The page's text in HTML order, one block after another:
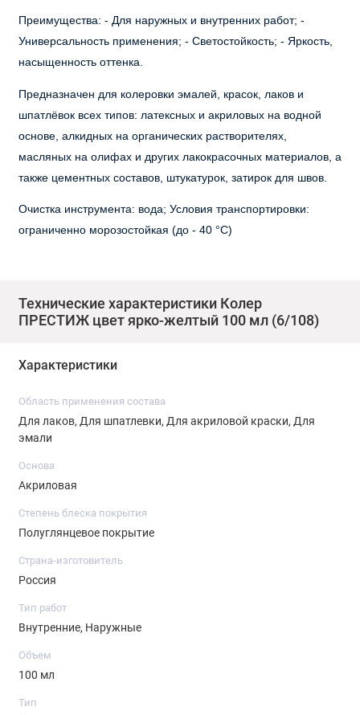
Преимущества: - Для наружных и внутренних работ; -
Универсальность применения; - Светостойкость; - Яркость,
насыщенность оттенка.
Предназначен для колеровки эмалей, красок, лаков и
шпатлёвок всех типов: латексных и акриловых на водной
основе, алкидных на органических растворителях,
масляных на олифах и других лакокрасочных материалов, а
также цементных составов, штукатурок, затирок для швов.
Очистка инструмента: вода; Условия транспортировки:
ограниченно морозостойкая (до - 40 °C)
Технические характеристики Колер
ПРЕСТИЖ цвет ярко-желтый 100 мл (6/108)
Характеристики
Область применения состава
Для лаков, Для шпатлевки, Для акриловой краски, Для
эмали
Основа
Акриловая
Степень блеска покрытия
Полуглянцевое покрытие
Страна-изготовитель
Россия
Тип работ
Внутренние, Наружные
Объем
100 мл
Тип